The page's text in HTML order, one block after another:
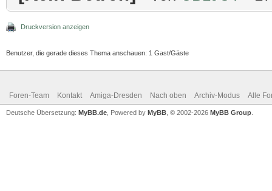
Druckversion anzeigen
Benutzer, die gerade dieses Thema anschauen: 1 Gast/Gäste
Foren-Team Kontakt Amiga-Dresden Nach oben Archiv-Modus Alle
Deutsche Übersetzung: MyBB.de, Powered by MyBB, © 2002-2026 MyBB Group.